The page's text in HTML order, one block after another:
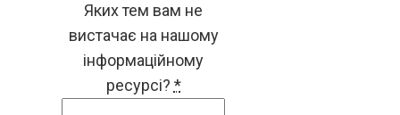
Яких тем вам не
вистачає на нашому
інформаційному
ресурсі? *